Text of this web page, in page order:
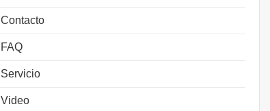
Contacto
FAQ
Servicio
Video